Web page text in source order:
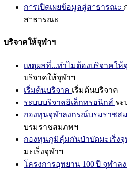
การเปิดเผยข้อมูลสู่สาธารณะ
สาธารณะ
บริจาคให้จุฬาฯ
เหตุผลที่...ทำไมต้องบริจาคให้
บริจาคให้จุฬาฯ
เริ่มต้นบริจาค เริ่มต้นบริจาค
ระบบบริจาคอิเล็กทรอนิกส์ ระ
กองทุนจุฬาลงกรณ์บรมราชส
บรมราชสมภพฯ
กองทุนภูมิคุ้มกันบำบัดมะเร็งจุ
มะเร็งจุฬาฯ
โครงการอุทยาน 100 ปี จุฬา